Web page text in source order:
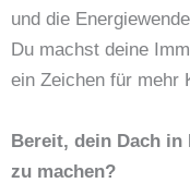
und die
Du machst deine
ein Zeichen für mehr
Bereit, dein Dach
zu machen?